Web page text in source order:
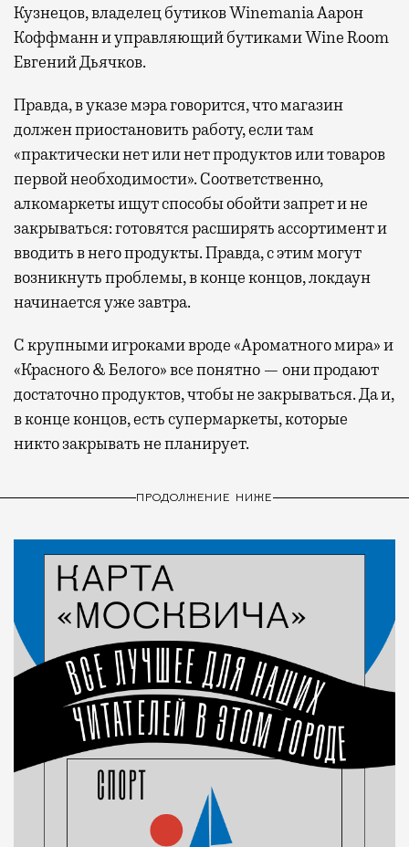
Кузнецов, владелец бутиков Winemania Аарон
Коффманн и управляющий бутиками Wine Room
Евгений Дьячков.
Правда, в указе мэра говорится, что магазин
должен приостановить работу, если там
«практически нет или нет продуктов или товаров
первой необходимости». Соответственно,
алкомаркеты ищут способы обойти запрет и не
закрываться: готовятся расширять ассортимент и
вводить в него продукты. Правда, с этим могут
возникнуть проблемы, в конце концов, локдаун
начинается уже завтра.
С крупными игроками вроде «Ароматного мира» и
«Красного & Белого» все понятно — они продают
достаточно продуктов, чтобы не закрываться. Да и,
в конце концов, есть супермаркеты, которые
никто закрывать не планирует.
ПРОДОЛЖЕНИЕ НИЖЕ